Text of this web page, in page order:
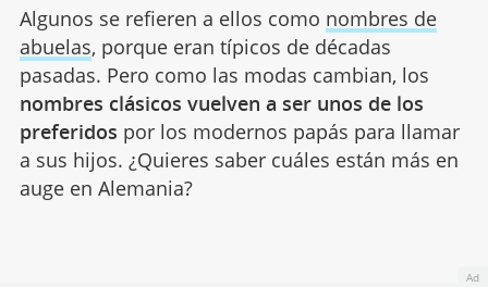
Algunos se refieren a ellos como nombres de
abuelas, porque eran típicos de décadas
pasadas. Pero como las modas cambian, los
nombres clásicos vuelven a ser unos de los
preferidos por los modernos papás para llamar
a sus hijos. ¿Quieres saber cuáles están más en
auge en Alemania?
Ad